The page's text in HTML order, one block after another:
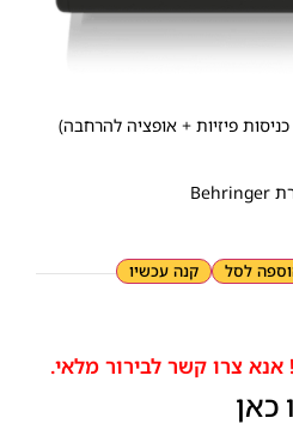
מיקסר דיגיטלי 40 ערוצים (22 כניסות פיזיות + אופציה להרחבה)
לסל קנה עכשיו
צרו קשר לבירור מלאי.
כאן